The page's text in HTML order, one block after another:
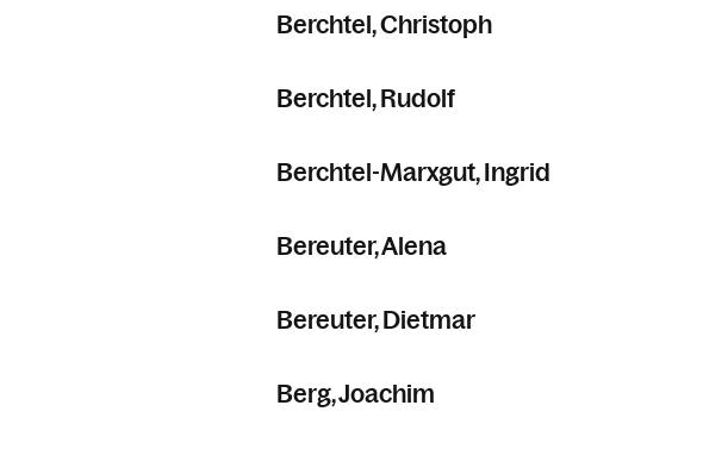
Berchtel, Christoph
Berchtel, Rudolf
Berchtel-Marxgut, Ingrid
Bereuter, Alena
Bereuter, Dietmar
Berg, Joachim